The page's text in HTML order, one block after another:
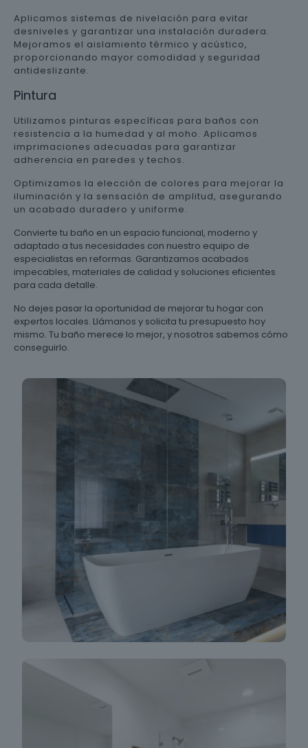
Aplicamos sistemas de nivelación para evitar
desniveles y garantizar una instalación duradera.
Mejoramos el aislamiento térmico y acústico,
proporcionando mayor comodidad y seguridad
antideslizante.
Pintura
Utilizamos pinturas específicas para baños con
resistencia a la humedad y al moho. Aplicamos
imprimaciones adecuadas para garantizar
adherencia en paredes y techos.
Optimizamos la elección de colores para mejorar la
iluminación y la sensación de amplitud, asegurando
un acabado duradero y uniforme.
Convierte tu baño en un espacio funcional, moderno y
adaptado a tus necesidades con nuestro equipo de
especialistas en reformas. Garantizamos acabados
impecables, materiales de calidad y soluciones eficientes
para cada detalle.
No dejes pasar la oportunidad de mejorar tu hogar con
expertos locales. Llámanos y solicita tu presupuesto hoy
mismo. Tu baño merece lo mejor, y nosotros sabemos cómo
conseguirlo.